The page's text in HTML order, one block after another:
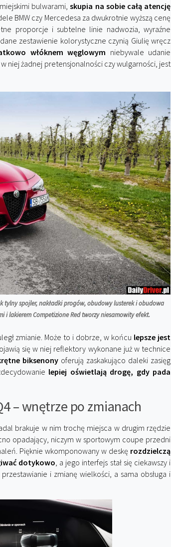
bulwarami,skupia na sobie całą atencję
BMW czy Mercedesa za dwukrotnie wyższą cenę
proporcje i subtelne linie nadwozia, wyraźne
zestawienie kolorystyczne czynią Giulię wręcz
włóknem węglowym niebywale udanie
niej żadnej pretensjonalności czy wulgarności, jest
tylny spojler, nakładki progów, obudowy lusterek i obudowa
i lakierem Competizione Red tworzy niesamowity efekt.
zmianie. Może to i dobrze, w końcu lepsze jest
się w niej reflektory wykonane już w technice
biksenonyoferują zaskakująco daleki zasięg
lepiej oświetlają drogę, gdy pada
– wnętrze po zmianach
brakuje w nim trochę miejsca w drugim rzędzie
opadający, niczym w sportowym coupe przedni
Pięknie wkomponowany w deskę rozdzielczą
dotykowo, a jego interfejs stał się ciekawszy i
i zmianę wielkości, a sama obsługa i